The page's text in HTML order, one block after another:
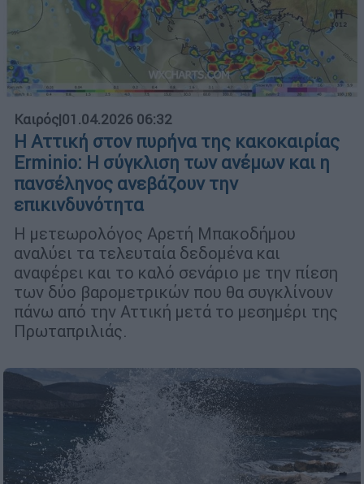
Καιρός|01.04.2026 06:32
Η Αττική στον πυρήνα της κακοκαιρίας
Erminio: Η σύγκλιση των ανέμων και η
πανσέληνος ανεβάζουν την
επικινδυνότητα
Η μετεωρολόγος Αρετή Μπακοδήμου
αναλύει τα τελευταία δεδομένα και
αναφέρει και το καλό σενάριο με την πίεση
των δύο βαρομετρικών που θα συγκλίνουν
πάνω από την Αττική μετά το μεσημέρι της
Πρωταπριλιάς.